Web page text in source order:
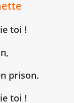
toi !
prison.
toi !